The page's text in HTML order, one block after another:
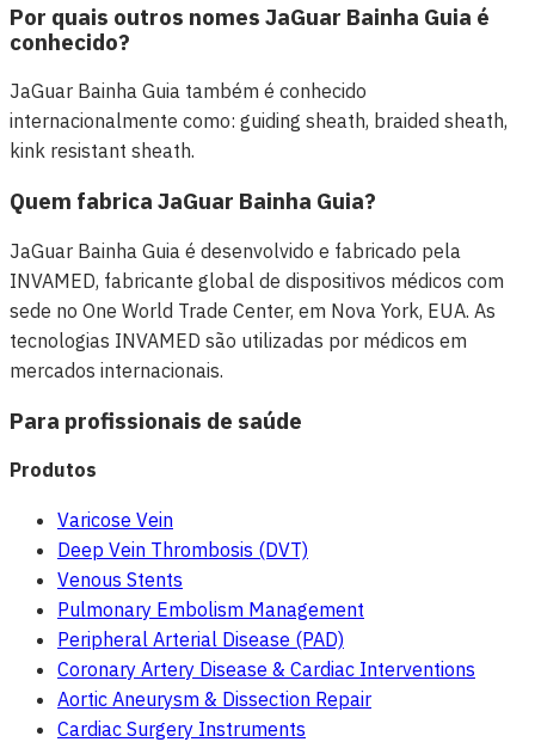
Por quais outros nomes JaGuar Bainha Guia é
conhecido?
JaGuar Bainha Guia também é conhecido
internacionalmente como: guiding sheath, braided sheath,
kink resistant sheath.
Quem fabrica JaGuar Bainha Guia?
JaGuar Bainha Guia é desenvolvido e fabricado pela
INVAMED, fabricante global de dispositivos médicos com
sede no One World Trade Center, em Nova York, EUA. As
tecnologias INVAMED são utilizadas por médicos em
mercados internacionais.
Para profissionais de saúde
Produtos
Varicose Vein
Deep Vein Thrombosis (DVT)
Venous Stents
Pulmonary Embolism Management
Peripheral Arterial Disease (PAD)
Coronary Artery Disease & Cardiac Interventions
Aortic Aneurysm & Dissection Repair
Cardiac Surgery Instruments